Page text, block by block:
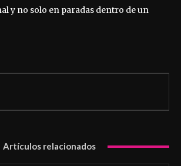
y no solo en paradas dentro de un
Artículos relacionados